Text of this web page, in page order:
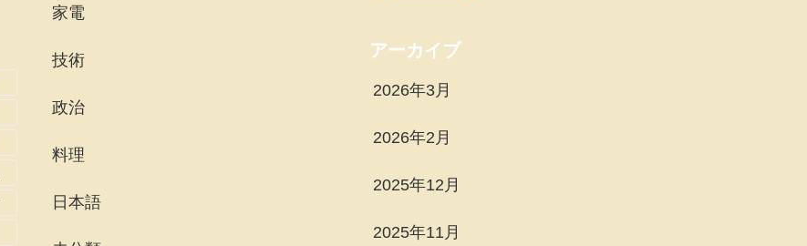
家電
技術
政治
料理
日本語
アーカイブ
2026年3月
2026年2月
2025年12月
2025年11月